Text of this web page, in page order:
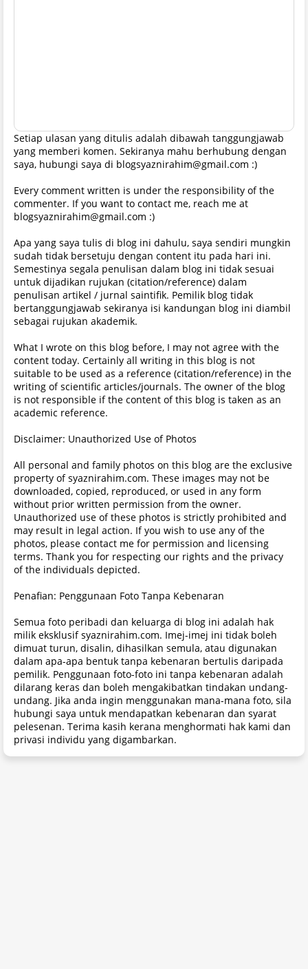
Setiap ulasan yang ditulis adalah dibawah tanggungjawab
yang memberi komen. Sekiranya mahu berhubung dengan
saya, hubungi saya di blogsyaznirahim@gmail.com :)
Every comment written is under the responsibility of the
commenter. If you want to contact me, reach me at
blogsyaznirahim@gmail.com :)
Apa yang saya tulis di blog ini dahulu, saya sendiri mungkin
sudah tidak bersetuju dengan content itu pada hari ini.
Semestinya segala penulisan dalam blog ini tidak sesuai
untuk dijadikan rujukan (citation/reference) dalam
penulisan artikel / jurnal saintifik. Pemilik blog tidak
bertanggungjawab sekiranya isi kandungan blog ini diambil
sebagai rujukan akademik.
What I wrote on this blog before, I may not agree with the
content today. Certainly all writing in this blog is not
suitable to be used as a reference (citation/reference) in the
writing of scientific articles/journals. The owner of the blog
is not responsible if the content of this blog is taken as an
academic reference.
Disclaimer: Unauthorized Use of Photos
All personal and family photos on this blog are the exclusive
property of syaznirahim.com. These images may not be
downloaded, copied, reproduced, or used in any form
without prior written permission from the owner.
Unauthorized use of these photos is strictly prohibited and
may result in legal action. If you wish to use any of the
photos, please contact me for permission and licensing
terms. Thank you for respecting our rights and the privacy
of the individuals depicted.
Penafian: Penggunaan Foto Tanpa Kebenaran
Semua foto peribadi dan keluarga di blog ini adalah hak
milik eksklusif syaznirahim.com. Imej-imej ini tidak boleh
dimuat turun, disalin, dihasilkan semula, atau digunakan
dalam apa-apa bentuk tanpa kebenaran bertulis daripada
pemilik. Penggunaan foto-foto ini tanpa kebenaran adalah
dilarang keras dan boleh mengakibatkan tindakan undang-
undang. Jika anda ingin menggunakan mana-mana foto, sila
hubungi saya untuk mendapatkan kebenaran dan syarat
pelesenan. Terima kasih kerana menghormati hak kami dan
privasi individu yang digambarkan.